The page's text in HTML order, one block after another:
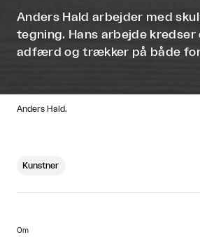
Anders Hald arbejder med
tegning. Hans arbejde kredser
adfærd og trækker på både
Anders Hald.
Kunstner
Om